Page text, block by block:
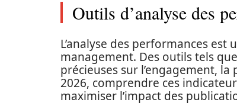
Outils d’analyse des
L’analyse des performances
management. Des outils tels
précieuses sur l’engagement,
2026, comprendre ces
maximiser l’impact des